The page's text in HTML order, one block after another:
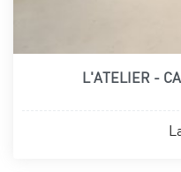
L'ATELIER -